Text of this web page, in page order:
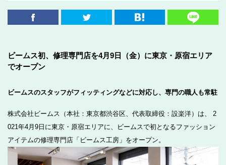
ビームス初、修理専門店を4月9日（金）に東京・原宿エリア
でオープン
ビームスのスタッフがフィッティングなどに対応し、専門の職人も常駐
株式会社ビームス（本社：東京都渋谷区、代表取締役：設楽洋）は、 2
021年4月9日に東京・原宿エリアに、ビームスで初となるファッション
アイテムの修理専門店「ビームス工房」をオープン。